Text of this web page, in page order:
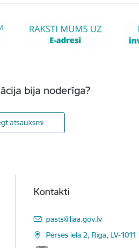
bija noderīga?
atsauksmi
Kontakti
E-pasts:
pasts@liaa.gov.lv
Pērses iela 2, Rīga, LV-1011